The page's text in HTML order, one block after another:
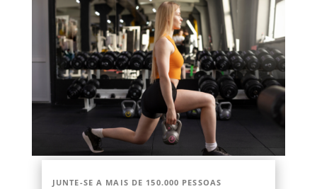
JUNTE-SE A MAIS DE 150.000 PESSOAS